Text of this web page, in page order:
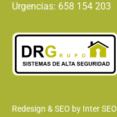
Urgencias: 658 154 203
Redesign & SEO by Inter SEO